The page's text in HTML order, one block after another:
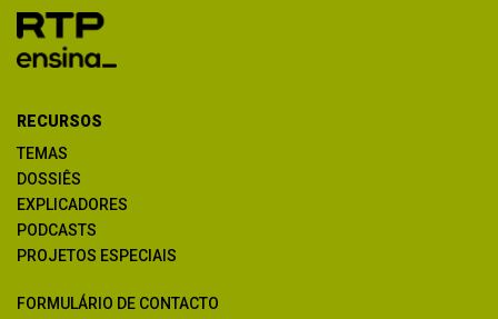
RECURSOS
TEMAS
DOSSIÊS
EXPLICADORES
PODCASTS
PROJETOS ESPECIAIS
FORMULÁRIO DE CONTACTO